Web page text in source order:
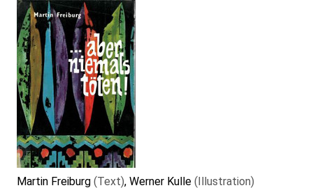
Martin Freiburg (Text), Werner Kulle (Illustration)